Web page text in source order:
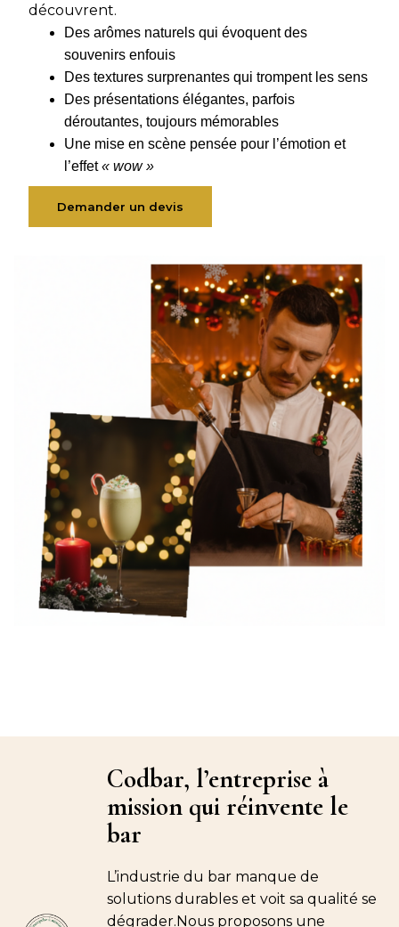
découvrent.
Des arômes naturels qui évoquent des
souvenirs enfouis
Des textures surprenantes qui trompent les sens
Des présentations élégantes, parfois
déroutantes, toujours mémorables
Une mise en scène pensée pour l’émotion et
l’effet« wow »
Demander un devis
Codbar, l’entreprise à
mission qui réinvente le
bar
L’industrie du bar manque de
solutions durables et voit sa qualité se
dégrader.Nous proposons une